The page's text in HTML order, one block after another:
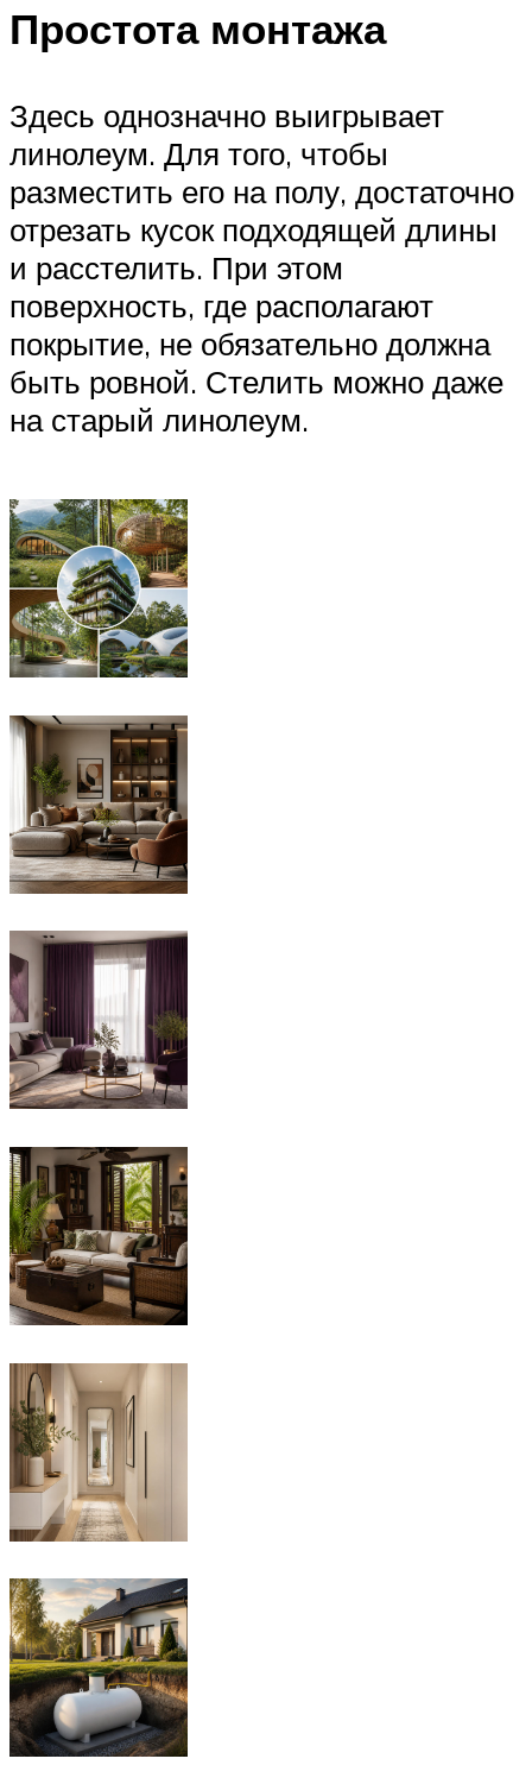
Простота монтажа
Здесь однозначно выигрывает
линолеум. Для того, чтобы
разместить его на полу, достаточно
отрезать кусок подходящей длины
и расстелить. При этом
поверхность, где располагают
покрытие, не обязательно должна
быть ровной. Стелить можно даже
на старый линолеум.